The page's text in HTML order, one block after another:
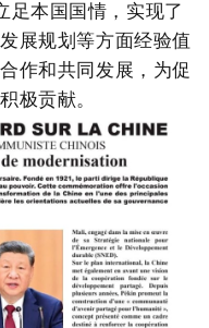
足本国国情，实现了
展规划等方面经验值
作和共同发展，为促
极贡献。